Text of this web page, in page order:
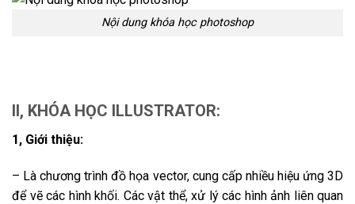
Nội dung khóa học photoshop
II, KHÓA HỌC ILLUSTRATOR:
1, Giới thiệu:
– Là chương trình đồ họa vector, cung cấp nhiều hiệu ứng 3D
để vẽ các hình khối. Các vật thể, xử lý các hình ảnh liên quan